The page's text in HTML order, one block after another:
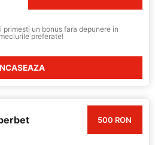
un bonus fara depunere in
preferate!
500 RON